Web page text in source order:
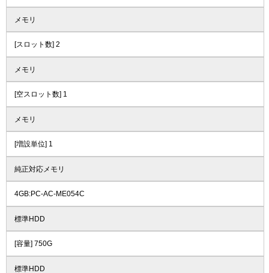
メモリ
[スロット数] 2
メモリ
[空スロット数] 1
メモリ
[増設単位] 1
純正対応メモリ
4GB:PC-AC-ME054C
標準HDD
[容量] 750G
標準HDD